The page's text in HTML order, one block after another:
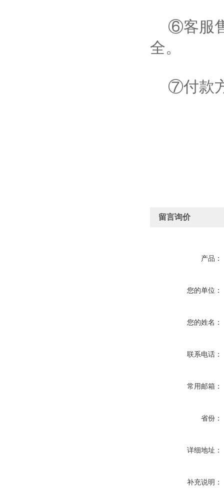
⑥客服售
全。
⑦付款
留言询价
产品：
您的单位：
您的姓名：
联系电话：
常用邮箱：
省份：
详细地址：
补充说明：